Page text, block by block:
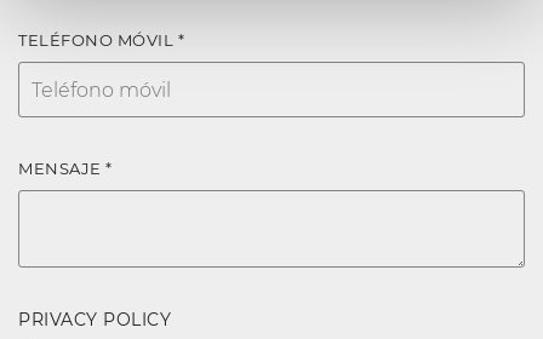
TELÉFONO MÓVIL *
MENSAJE *
PRIVACY POLICY